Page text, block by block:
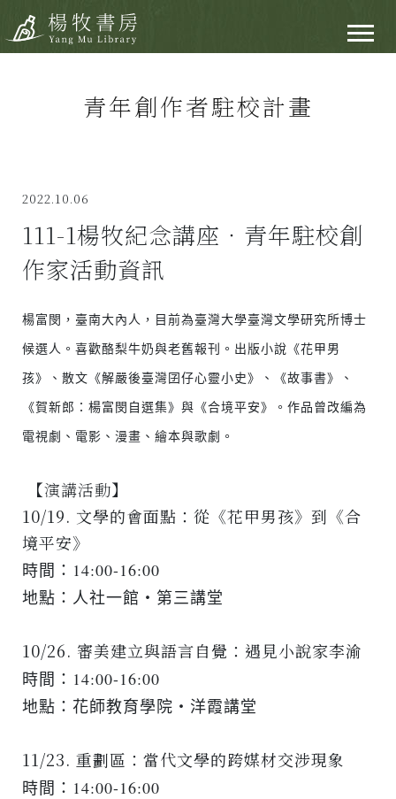
青年創作者駐校計畫
2022.10.06
111-1楊牧紀念講座‧青年駐校創
作家活動資訊
楊富閔，臺南大內人，目前為臺灣大學臺灣文學研究所博士
候選人。喜歡酪梨牛奶與老舊報刊。出版小說《花甲男
孩》、散文《解嚴後臺灣囝仔心靈小史》、《故事書》、
《賀新郎：楊富閔自選集》與《合境平安》。作品曾改編為
電視劇、電影、漫畫、繪本與歌劇。
【演講活動】
10/19. 文學的會面點：從《花甲男孩》到《合
境平安》
時間：14:00-16:00
地點：人社一館‧第三講堂
10/26. 審美建立與語言自覺：遇見小說家李渝
時間：14:00-16:00
地點：花師教育學院‧洋霞講堂
11/23.重劃區：當代文學的跨媒材交涉現象
時間：14:00-16:00